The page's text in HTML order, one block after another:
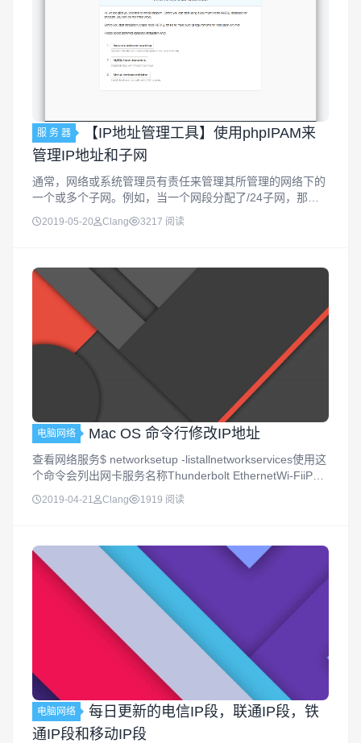
服 务 器
【IP地址管理工具】使用phpIPAM来
管理IP地址和子网
通常，网络或系统管理员有责任来管理其所管理的网络下的
一个或多个子网。例如，当一个网段分配了/24子网，那么
该子网就有254个IP地址可以用于不同用途。要跟踪某个IP
被分配到了哪个主机，就需要通过某种方式记录下来。最简
2019-05-20 Clang 3217 阅读
电脑网络 Mac OS 命令行修改IP地址
查看网络服务$ networksetup -listallnetworkservices使用这
个命令会列出网卡服务名称Thunderbolt EthernetWi-FiiPho
ne USBBluetooth PANThunderbol...
2019-04-21 Clang 1919 阅读
电脑网络
每日更新的电信IP段，联通IP段，铁
通IP段和移动IP段